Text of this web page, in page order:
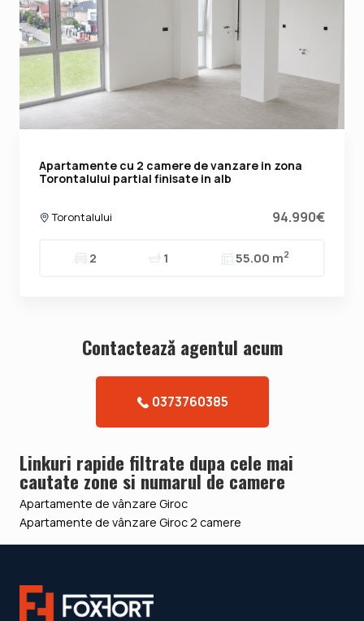
Apartamente cu 2 camere de vanzare in zona
Torontalului partial finisate in alb
Torontalului 94.990€
2 1 55.00 m2
Contacteazǎ agentul acum
0373760385
Linkuri rapide filtrate dupa cele mai
cautate zone si numarul de camere
Apartamente de vânzare Giroc
Apartamente de vânzare Giroc 2 camere